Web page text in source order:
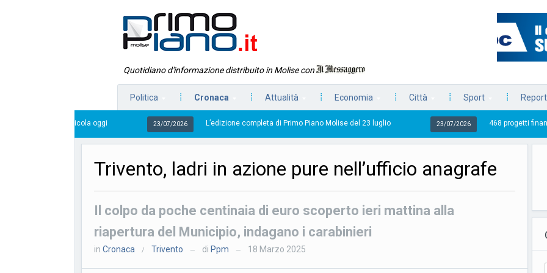
Quotidiano d'informazione distribuito in Molise con
Politica Cronaca Attualità Economia Città Sport
23/07/2026 L’edizione completa di Primo Piano Molise del 23 luglio 23/07/2026 468 progetti finanziati, 33 in
Trivento, ladri in azione pure nell’ufficio anagrafe
Il colpo da poche centinaia di euro scoperto ieri mattina alla
riapertura del Municipio, indagano i carabinieri
in Cronaca / Trivento — di Ppm — 18 Marzo 2025